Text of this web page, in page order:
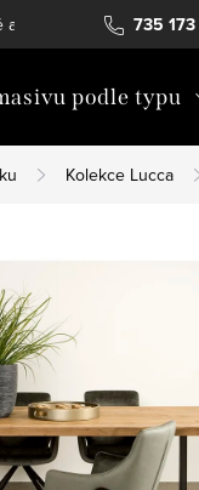
735
a vestavný nábytek
podle typu
Kolekce Lucca